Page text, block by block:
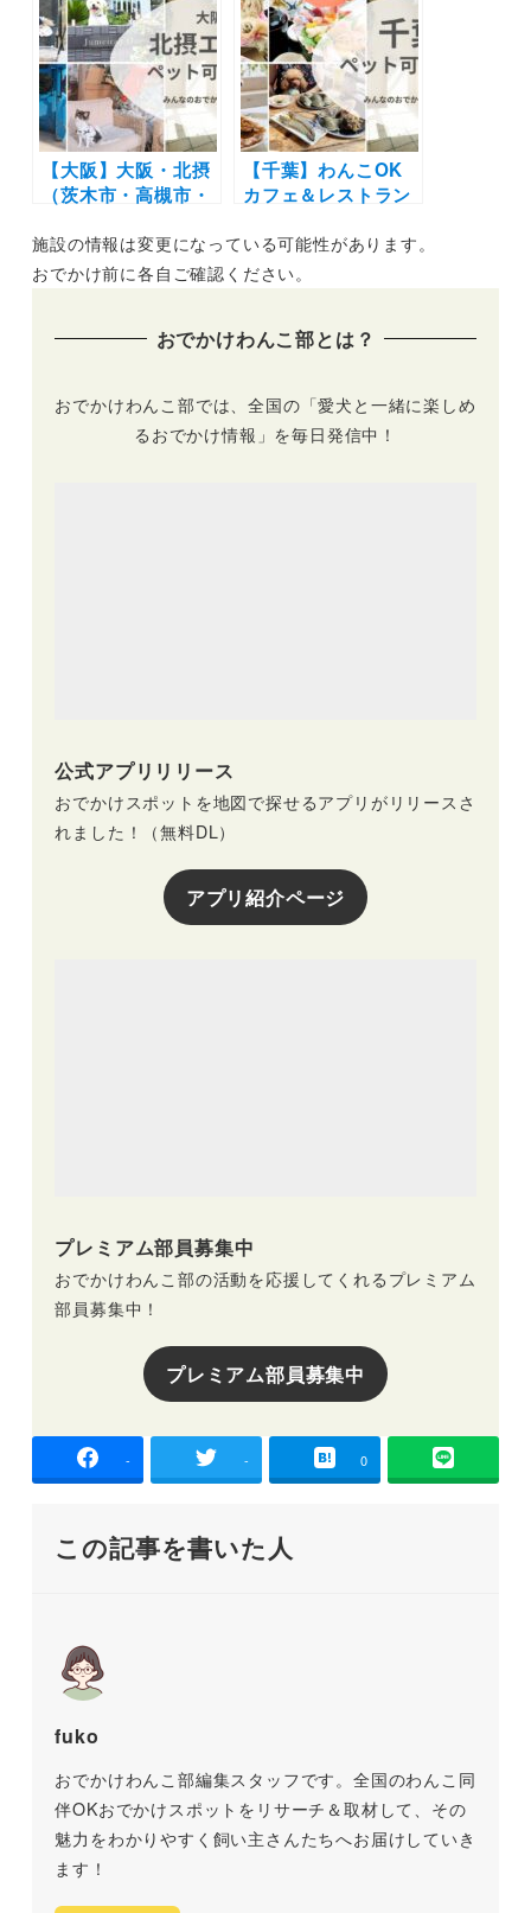
ーやお寺のレストラ
ンまで実際のおでか
けレポート写真付き
ョン、ドッグラン併
設やミュージアム内
カフェも♪
【大阪】大阪・北摂
（茨木市・高槻市・
アのわんこOKカフ
ェ＆レストラン9
ガニックレストラン
【千葉】わんこOK
カフェ＆レストラン
設店や豪快な海鮮丼
にラーメンも！実際
♪
施設の情報は変更になっている可能性があります。
おでかけ前に各自ご確認ください。
おでかけわんこ部とは？
おでかけわんこ部では、全国の「愛犬と一緒に楽しめ
るおでかけ情報」を毎日発信中！
公式アプリリリース
おでかけスポットを地図で探せるアプリがリリースさ
れました！（無料DL）
アプリ紹介ページ
プレミアム部員募集中
おでかけわんこ部の活動を応援してくれるプレミアム
部員募集中！
プレミアム部員募集中
- - 0
この記事を書いた人
fuko
おでかけわんこ部編集スタッフです。全国のわんこ同
伴OKおでかけスポットをリサーチ＆取材して、その
魅力をわかりやすく飼い主さんたちへお届けしていき
ます！